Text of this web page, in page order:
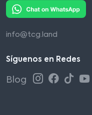
info@tcg.land
Síguenos en Redes
Blog